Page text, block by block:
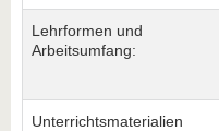
Lehrformen und
Arbeitsumfang:
Unterrichtsmaterialien